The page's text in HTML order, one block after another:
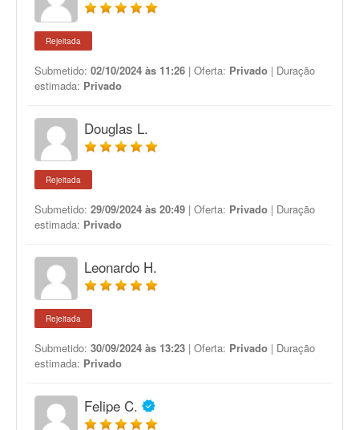
Rejeitada
Submetido: 02/10/2024 às 11:26 | Oferta: Privado | Duração
estimada: Privado
Douglas L.
Rejeitada
Submetido: 29/09/2024 às 20:49 | Oferta: Privado | Duração
estimada: Privado
Leonardo H.
Rejeitada
Submetido: 30/09/2024 às 13:23 | Oferta: Privado | Duração
estimada: Privado
Felipe C.